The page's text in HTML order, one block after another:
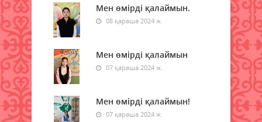
09 тамыз 2026 ж. 37
Мемлекеттік грантқа іліге
алмаған талапкерлерге жаңа
мүмкіндік берілді
09 тамыз 2026 ж.
Доллар, еуро, рубль: бүгінгі
валюта бағамы белгілі болды
Мен өмірді қалаймын.
08 қараша 2024 ж.
Мен өмірді қалаймын
07 қараша 2024 ж.
Мен өмірді қалаймын!
07 қараша 2024 ж.